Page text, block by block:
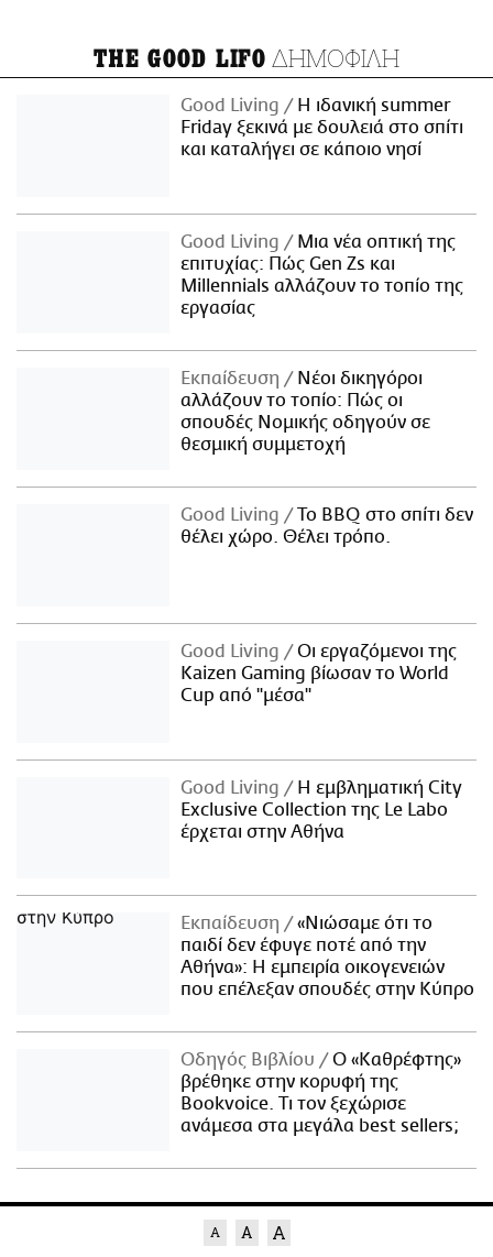
THE GOOD LIFO ΔΗΜΟΦΙΛΗ
Good Living
Η ιδανική summer
Friday ξεκινά με δουλειά στο σπίτι
και καταλήγει σε κάποιο νησί
Good Living
Μια νέα οπτική της
επιτυχίας: Πώς Gen Zs και
Millennials αλλάζουν το τοπίο της
εργασίας
Εκπαίδευση
Νέοι δικηγόροι
αλλάζουν το τοπίο: Πώς οι
σπουδές Νομικής οδηγούν σε
θεσμική συμμετοχή
Good Living
Το BBQ στο σπίτι δεν
θέλει χώρο. Θέλει τρόπο.
Good Living
Οι εργαζόμενοι της
Kaizen Gaming βίωσαν το World
Cup από "μέσα"
Good Living
Η εμβληματική City
Exclusive Collection της Le Labo
έρχεται στην Αθήνα
Εκπαίδευση
«Νιώσαμε ότι το
παιδί δεν έφυγε ποτέ από την
Αθήνα»: Η εμπειρία οικογενειών
που επέλεξαν σπουδές στην Κύπρο
Οδηγός Βιβλίου
Ο «Καθρέφτης»
βρέθηκε στην κορυφή της
Bookvoice. Τι τον ξεχώρισε
ανάμεσα στα μεγάλα best sellers;